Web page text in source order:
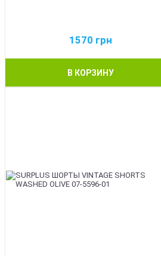
1570 грн
В КОРЗИНУ